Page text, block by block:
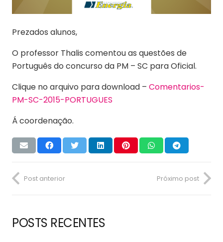
Prezados alunos,
O professor Thalis comentou as questões de
Português do concurso da PM – SC para Oficial.
Clique no arquivo para download – Comentarios-
PM-SC-2015-PORTUGUES
Á coordenação.
Post anterior Próximo post
POSTS RECENTES